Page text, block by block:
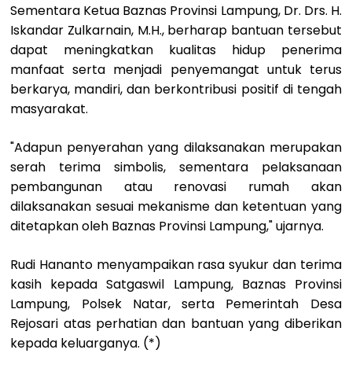
Sementara Ketua Baznas Provinsi Lampung, Dr. Drs. H.
Iskandar Zulkarnain, M.H., berharap bantuan tersebut
dapat meningkatkan kualitas hidup penerima
manfaat serta menjadi penyemangat untuk terus
berkarya, mandiri, dan berkontribusi positif di tengah
masyarakat.
"Adapun penyerahan yang dilaksanakan merupakan
serah terima simbolis, sementara pelaksanaan
pembangunan atau renovasi rumah akan
dilaksanakan sesuai mekanisme dan ketentuan yang
ditetapkan oleh Baznas Provinsi Lampung," ujarnya.
Rudi Hananto menyampaikan rasa syukur dan terima
kasih kepada Satgaswil Lampung, Baznas Provinsi
Lampung, Polsek Natar, serta Pemerintah Desa
Rejosari atas perhatian dan bantuan yang diberikan
kepada keluarganya. (*)